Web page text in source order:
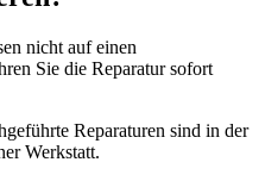
nicht auf einen
Sie die Reparatur sofort
Reparaturen sind in der
Werkstatt.